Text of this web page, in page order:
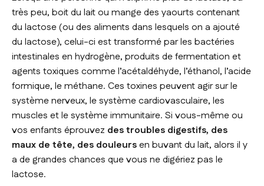
très peu, boit du lait ou mange des yaourts contenant
du lactose (ou des aliments dans lesquels on a ajouté
du lactose), celui-ci est transformé par les bactéries
intestinales en hydrogène, produits de fermentation et
agents toxiques comme l’acétaldéhyde, l’éthanol, l’acide
formique, le méthane. Ces toxines peuvent agir sur le
système nerveux, le système cardiovasculaire, les
muscles et le système immunitaire. Si vous-même ou
vos enfants éprouvez des troubles digestifs, des
maux de tête, des douleursen buvant du lait, alors il y
a de grandes chances que vous ne digériez pas le
lactose.